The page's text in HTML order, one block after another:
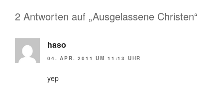
2 Antworten auf „Ausgelassene Christen“
haso
04. APR. 2011 UM 11:13 UHR
yep